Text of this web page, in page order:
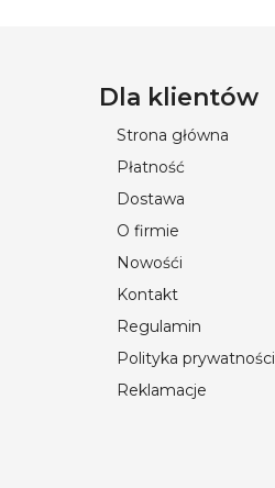
Dla klientów
Strona główna
Płatność
Dostawa
O firmie
Nowośći
Kontakt
Regulamin
Polityka prywatności
Reklamacje